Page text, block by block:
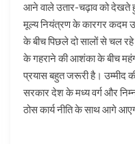
आने वाले उतार-चढ़ाव को देखते
मूल्य नियंत्रण के कारगर कदम
के बीच पिछले दो सालों से चल रहे
के गहराने की आशंका के बीच
प्रयास बहुत जरूरी है। उम्मीद
सरकार देश के मध्य वर्ग और
ठोस कार्य नीति के साथ आगे